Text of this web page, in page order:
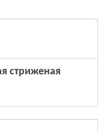
стриженая